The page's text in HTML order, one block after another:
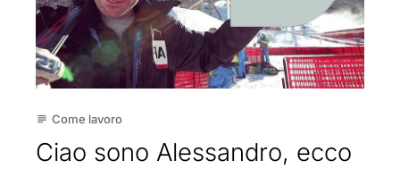
subject Come lavoro
Ciao sono Alessandro, ecco